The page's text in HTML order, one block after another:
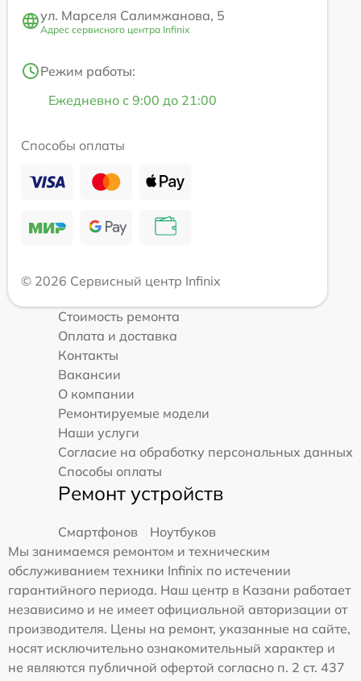
ул. Марселя Салимжанова, 5
Адрес сервисного центра Infinix
Режим работы:
Ежедневно с 9:00 до 21:00
Способы оплаты
© 2026 Сервисный центр Infinix
Стоимость ремонта
Оплата и доставка
Контакты
Вакансии
О компании
Ремонтируемые модели
Наши услуги
Согласие на обработку персональных данных
Способы оплаты
Ремонт устройств
Смартфонов
Ноутбуков
Мы занимаемся ремонтом и техническим
обслуживанием техники Infinix по истечении
гарантийного периода. Наш центр в Казани работает
независимо и не имеет официальной авторизации от
производителя. Цены на ремонт, указанные на сайте,
носят исключительно ознакомительный характер и
не являются публичной офертой согласно п. 2 ст. 437